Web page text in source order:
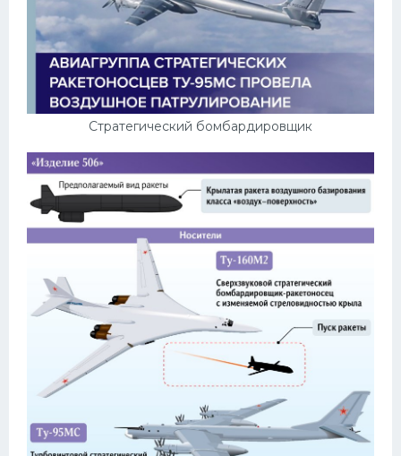
Стратегический бомбардировщик